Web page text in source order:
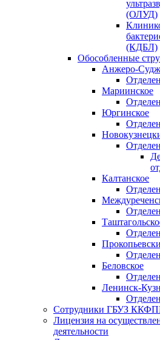
(ОЛУД)
(КДБЛ)
Обособленные
Анжеро-
Мариинское
Юргинское
Калтанское
Беловское
Ленинск-
Сотрудники ГБУЗ
Лицензия на
деятельности